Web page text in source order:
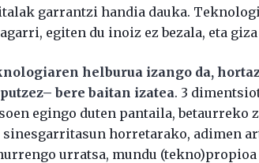
garrantzi handia dauka.
egiten du inoiz ez bezala, eta
helburua izango da,
bere baitan izatea. 3
egingo duten pantaila, betaurreko
sinesgarritasun horretarako, adimen
urratsa, mundu